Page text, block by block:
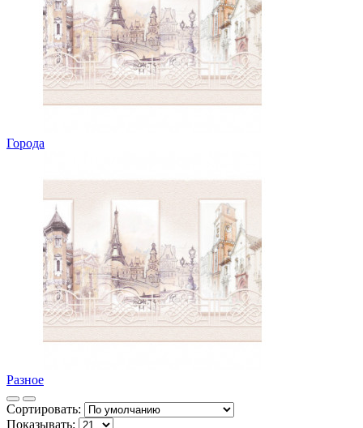
Города
Разное
Сортировать:
Показывать: